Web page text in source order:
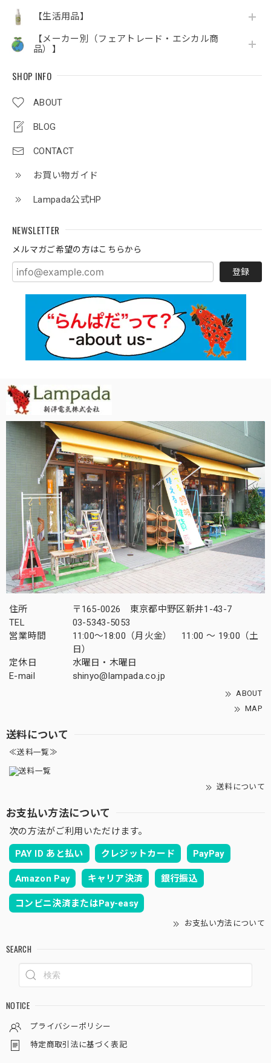
【生活用品】
【メーカー別（フェアトレード・エシカル商
品）】
SHOP INFO
ABOUT
BLOG
CONTACT
お買い物ガイド
Lampada公式HP
NEWSLETTER
メルマガご希望の方はこちらから
登録
住所
〒165-0026 東京都中野区新井1-43-7
TEL
03-5343-5053
営業時間
11:00～18:00（月火金） 11:00 ～ 19:00（土
日）
定休日
水曜日・木曜日
E-mail
shinyo@lampada.co.jp
ABOUT
MAP
送料について
≪送料一覧≫
送料について
お支払い方法について
次の方法がご利用いただけます。
PAY ID あと払い クレジットカード PayPay
Amazon Pay キャリア決済 銀行振込
コンビニ決済またはPay-easy
お支払い方法について
SEARCH
NOTICE
プライバシーポリシー
特定商取引法に基づく表記